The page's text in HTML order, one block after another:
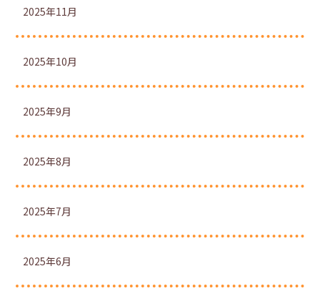
2025年11月
2025年10月
2025年9月
2025年8月
2025年7月
2025年6月